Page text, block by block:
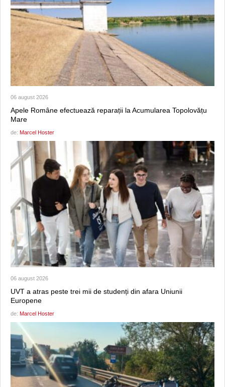
06 august 2026
Apele Române efectuează reparații la Acumularea Topolovățu
Mare
de: Marcel Hoster
06 august 2026
UVT a atras peste trei mii de studenți din afara Uniunii
Europene
de: Marcel Hoster